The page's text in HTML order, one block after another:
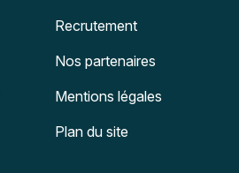
Recrutement
Nos partenaires
Mentions légales
Plan du site